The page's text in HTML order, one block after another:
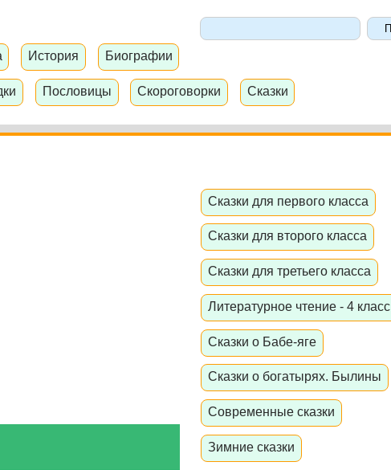
История Биографии
Пословицы Скороговорки Сказки
Сказки для первого класса
Сказки для второго класса
Сказки для третьего класса
Литературное чтение - 4 класс
Сказки о Бабе-яге
Сказки о богатырях. Былины
Современные сказки
Зимние сказки